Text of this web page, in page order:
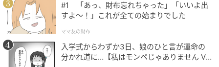
挑戦の裏にある「がん研究への思い」
今回の挑戦には、個人的な理由もある。英BBCによる
と、ベドウェル氏は両親をがんで亡くしており、この
航海を通じて英国のがん研究支援団体「Cancer
#1 「あっ、財布忘れちゃった」「いいよ出
すよ〜！」これが全ての始まりでした
ママ友の財布
入学式からわずか3日、娘のひと言が運命の
分かれ道に…【私はモンペじゃありません Vo